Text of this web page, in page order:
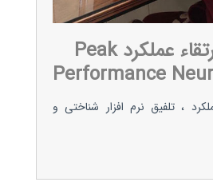
نوروفیدبک ارتقاء عملکرد Peak
Performance
، تلفیق نرم افزار شناختی و